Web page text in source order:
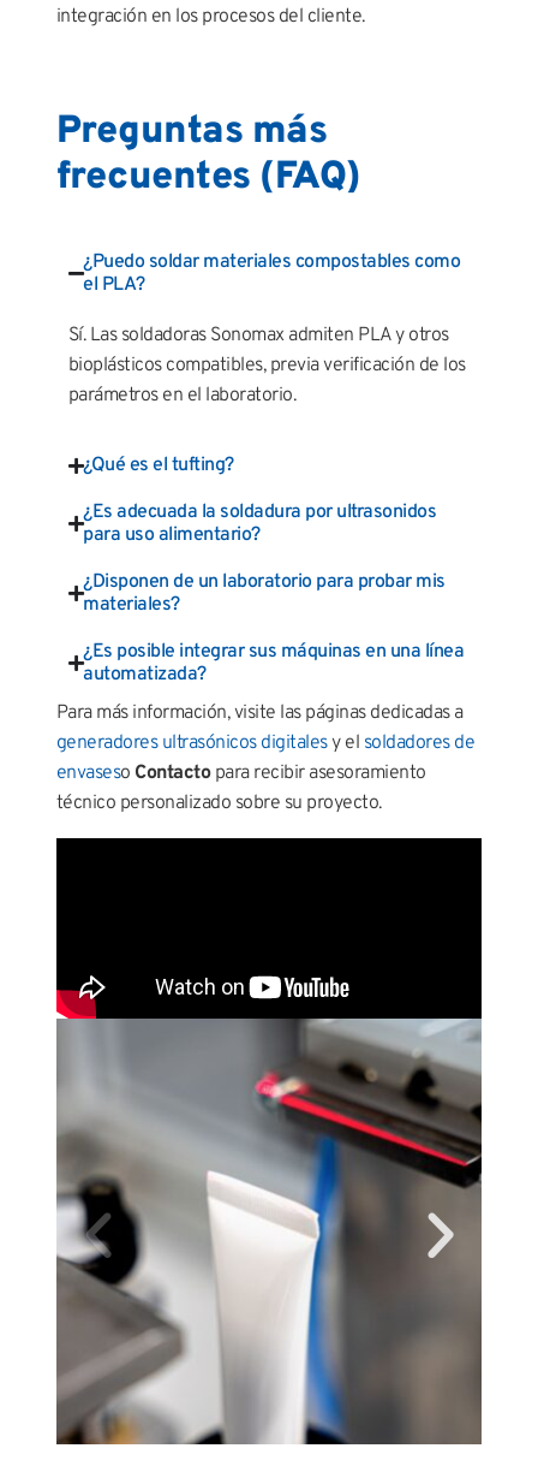
integración en los procesos del cliente.
Preguntas más
frecuentes (FAQ)
¿Puedo soldar materiales compostables como
el PLA?
Sí. Las soldadoras Sonomax admiten PLA y otros
bioplásticos compatibles, previa verificación de los
parámetros en el laboratorio.
¿Qué es el tufting?
¿Es adecuada la soldadura por ultrasonidos
para uso alimentario?
¿Disponen de un laboratorio para probar mis
materiales?
¿Es posible integrar sus máquinas en una línea
automatizada?
Para más información, visite las páginas dedicadas a
generadores ultrasónicos digitalesy el soldadores de
envaseso Contactopara recibir asesoramiento
técnico personalizado sobre su proyecto.